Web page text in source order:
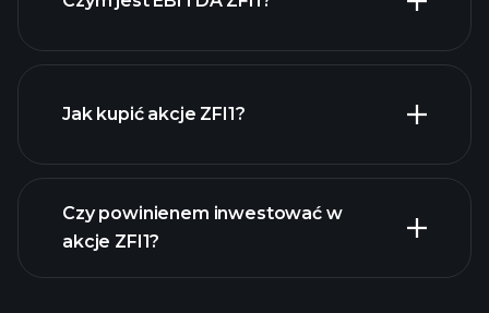
największych
raporty
finansowe
Jak kupić akcje ZFI1?
Czy powinienem inwestować w
akcje ZFI1?